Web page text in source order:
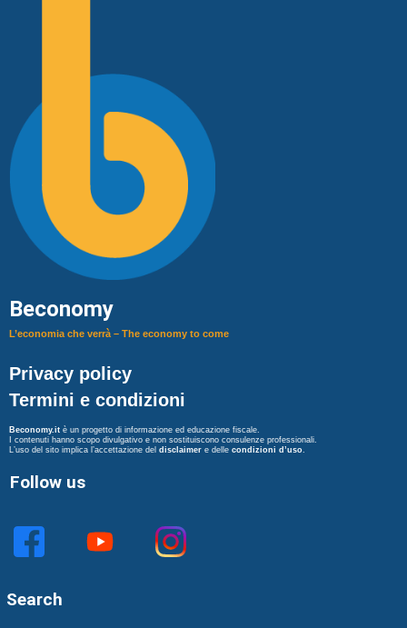
Beconomy
L’economia che verrà – The economy to come
Privacy policy
Termini e condizioni
Beconomy.it è un progetto di informazione ed educazione fiscale.
I contenuti hanno scopo divulgativo e non sostituiscono consulenze professionali.
L’uso del sito implica l’accettazione del disclaimer e delle condizioni d’uso.
Follow us
Search